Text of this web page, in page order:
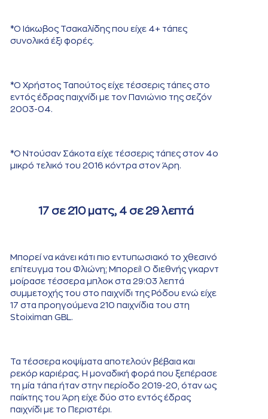
*Ο Ιάκωβος Τσακαλίδης που είχε 4+ τάπες
συνολικά έξι φορές.
*Ο Χρήστος Ταπούτος είχε τέσσερις τάπες στο
εντός έδρας παιχνίδι με τον Πανιώνιο της σεζόν
2003-04.
*Ο Ντούσαν Σάκοτα είχε τέσσερις τάπες στον 4ο
μικρό τελικό του 2016 κόντρα στον Άρη.
17 σε 210 ματς, 4 σε 29 λεπτά
Μπορεί να κάνει κάτι πιο εντυπωσιακό το χθεσινό
επίτευγμα του Φλιώνη; Μπορεί! Ο διεθνής γκαρντ
μοίρασε τέσσερα μπλοκ στα 29:03 λεπτά
συμμετοχής του στο παιχνίδι της Ρόδου ενώ είχε
17 στα προηγούμενα 210 παιχνίδια του στη
Stoiximan GBL.
Τα τέσσερα κοψίματα αποτελούν βέβαια και
ρεκόρ καριέρας. Η μοναδική φορά που ξεπέρασε
τη μία τάπα ήταν στην περίοδο 2019-20, όταν ως
παίκτης του Άρη είχε δύο στο εντός έδρας
παιχνίδι με το Περιστέρι.